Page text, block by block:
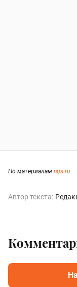
По материалам ngs.ru
Автор текста: